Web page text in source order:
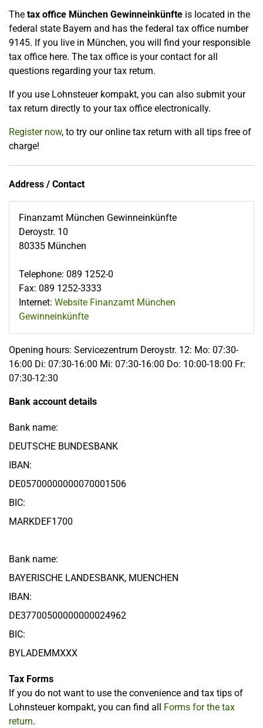
The tax office München Gewinneinkünfte is located in the
federal state Bayern and has the federal tax office number
9145. If you live in München, you will find your responsible
tax office here. The tax office is your contact for all
questions regarding your tax return.
If you use Lohnsteuer kompakt, you can also submit your
tax return directly to your tax office electronically.
Register now, to try our online tax return with all tips free of
charge!
Address / Contact
Finanzamt München Gewinneinkünfte
Deroystr. 10
80335 München
Telephone: 089 1252-0
Fax: 089 1252-3333
Internet: Website Finanzamt München
Gewinneinkünfte
Opening hours: Servicezentrum Deroystr. 12: Mo: 07:30-
16:00 Di: 07:30-16:00 Mi: 07:30-16:00 Do: 10:00-18:00 Fr:
07:30-12:30
Bank account details
Bank name:
DEUTSCHE BUNDESBANK
IBAN:
DE05700000000070001506
BIC:
MARKDEF1700
Bank name:
BAYERISCHE LANDESBANK, MUENCHEN
IBAN:
DE37700500000000024962
BIC:
BYLADEMMXXX
Tax Forms
If you do not want to use the convenience and tax tips of
Lohnsteuer kompakt, you can find all
Forms for the tax
return.